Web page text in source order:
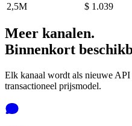
2,5M
$ 1.039
Meer kanalen.
Binnenkort
Elk kanaal wordt als nieuwe
transactioneel prijsmodel.